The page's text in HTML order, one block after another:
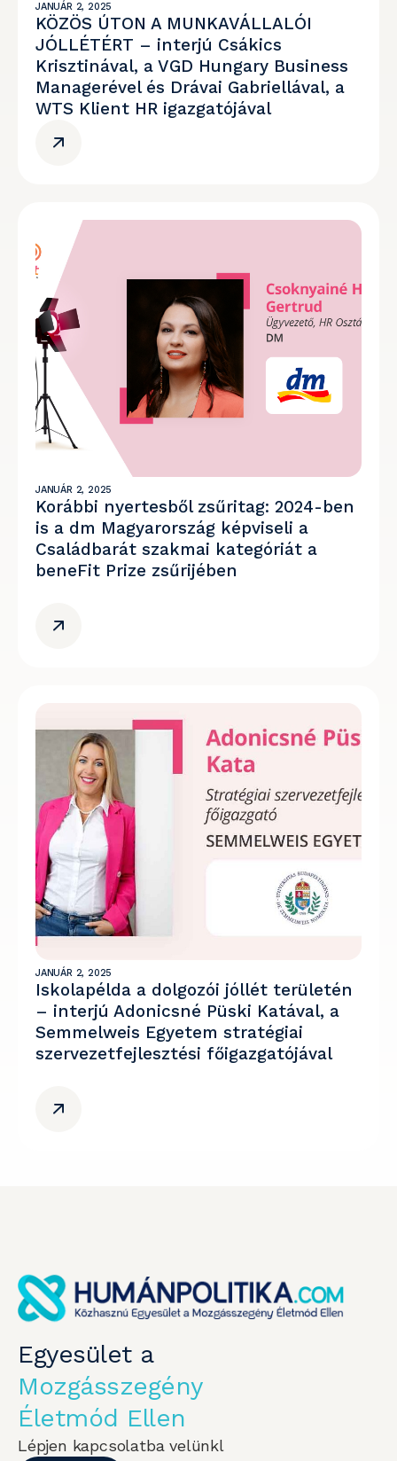
JANUÁR 2, 2025
KÖZÖS ÚTON A MUNKAVÁLLALÓI
JÓLLÉTÉRT – interjú Csákics
Krisztinával, a VGD Hungary Business
Managerével és Drávai Gabriellával, a
WTS Klient HR igazgatójával
JANUÁR 2, 2025
Korábbi nyertesből zsűritag: 2024-ben
is a dm Magyarország képviseli a
Családbarát szakmai kategóriát a
beneFit Prize zsűrijében
JANUÁR 2, 2025
Iskolapélda a dolgozói jóllét területén
– interjú Adonicsné Püski Katával, a
Semmelweis Egyetem stratégiai
szervezetfejlesztési főigazgatójával
Egyesület a
Mozgásszegény
Életmód Ellen
Lépjen kapcsolatba velünkl